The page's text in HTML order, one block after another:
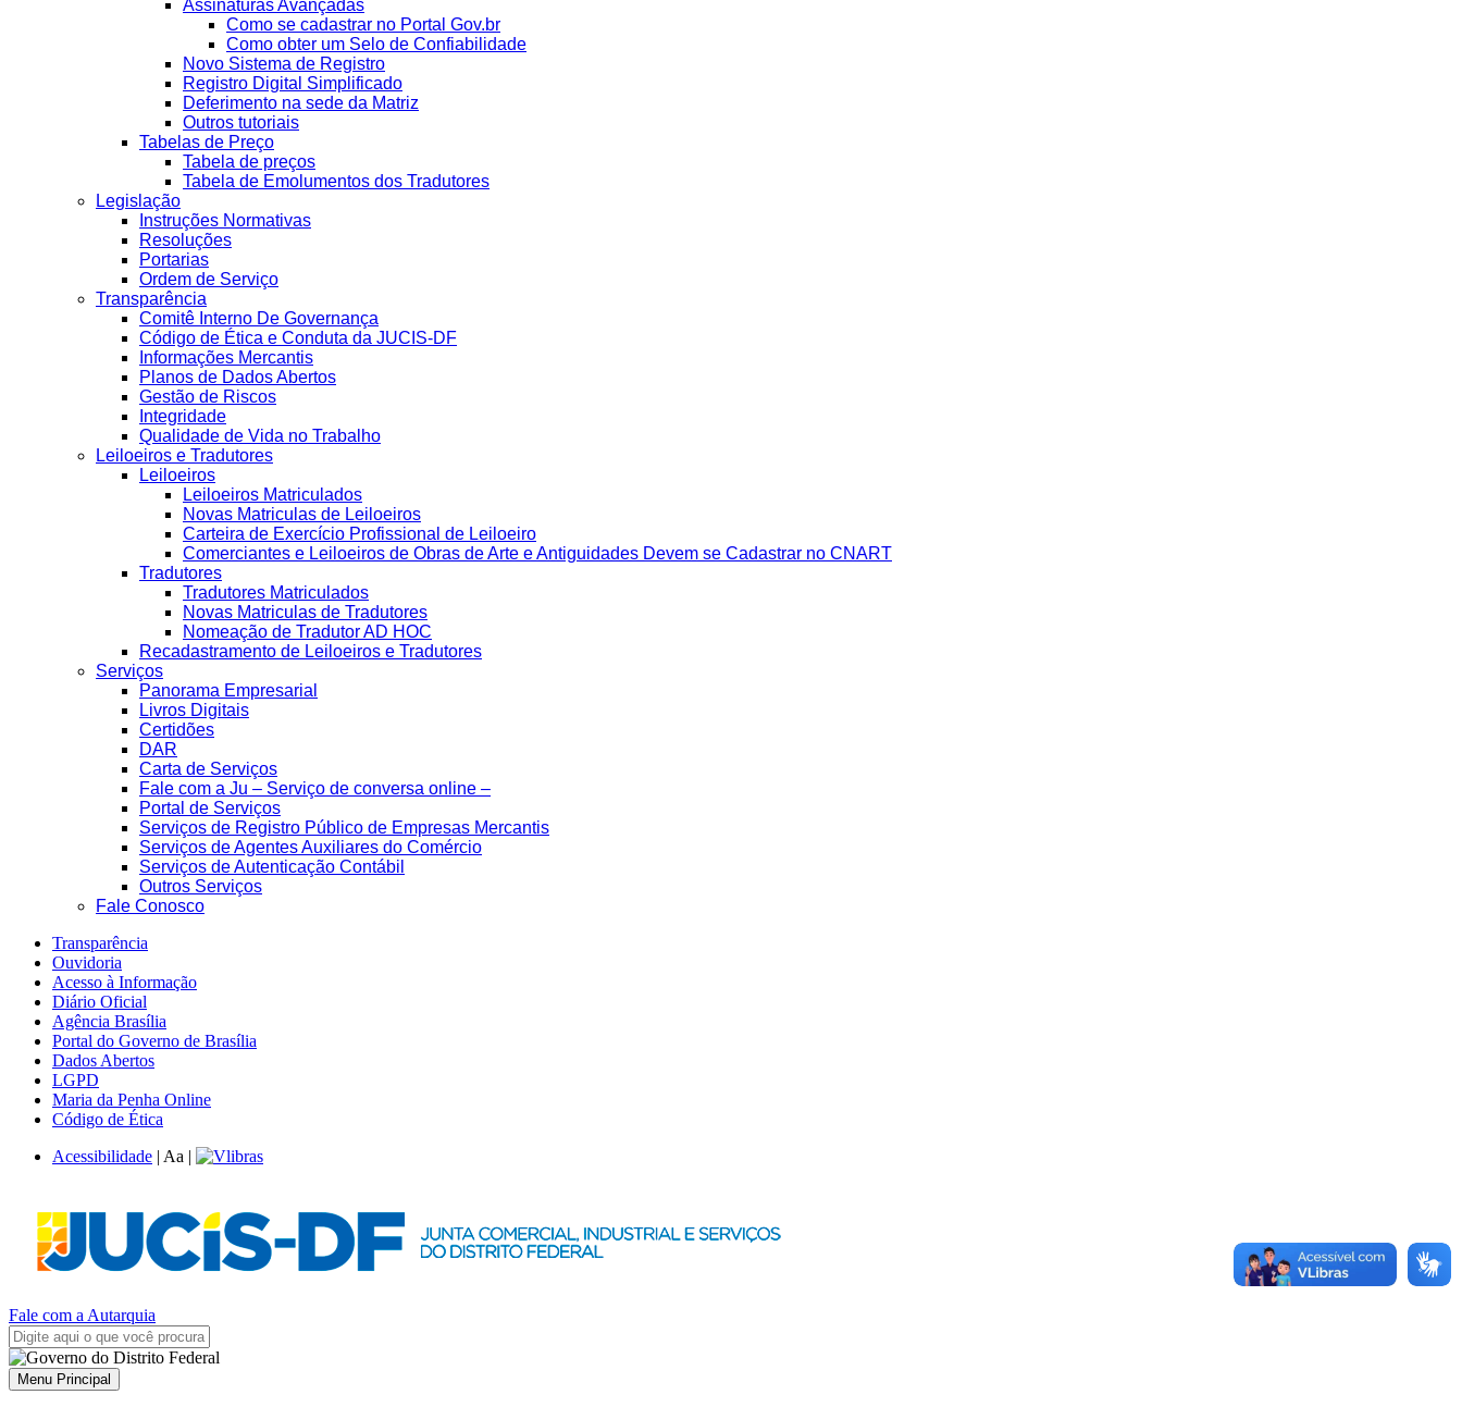
Assinaturas Avançadas
Como se cadastrar no Portal Gov.br
Como obter um Selo de Confiabilidade
Novo Sistema de Registro
Registro Digital Simplificado
Deferimento na sede da Matriz
Outros tutoriais
Tabelas de Preço
Tabela de preços
Tabela de Emolumentos dos Tradutores
Legislação
Instruções Normativas
Resoluções
Portarias
Ordem de Serviço
Transparência
Comitê Interno De Governança
Código de Ética e Conduta da JUCIS-DF
Informações Mercantis
Planos de Dados Abertos
Gestão de Riscos
Integridade
Qualidade de Vida no Trabalho
Leiloeiros e Tradutores
Leiloeiros
Leiloeiros Matriculados
Novas Matriculas de Leiloeiros
Carteira de Exercício Profissional de Leiloeiro
Comerciantes e Leiloeiros de Obras de Arte e Antiguidades Devem se Cadastrar no CNART
Tradutores
Tradutores Matriculados
Novas Matriculas de Tradutores
Nomeação de Tradutor AD HOC
Recadastramento de Leiloeiros e Tradutores
Serviços
Panorama Empresarial
Livros Digitais
Certidões
DAR
Carta de Serviços
Fale com a Ju – Serviço de conversa online –
Portal de Serviços
Serviços de Registro Público de Empresas Mercantis
Serviços de Agentes Auxiliares do Comércio
Serviços de Autenticação Contábil
Outros Serviços
Fale Conosco
Transparência
Ouvidoria
Acesso à Informação
Diário Oficial
Agência Brasília
Portal do Governo de Brasília
Dados Abertos
LGPD
Maria da Penha Online
Código de Ética
Acessibilidade | Aa |
Fale com a Autarquia
Menu Principal